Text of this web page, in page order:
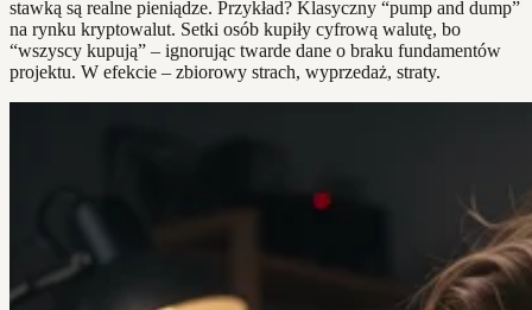
stawką są realne pieniądze. Przykład? Klasyczny “pump and dump”
na rynku kryptowalut. Setki osób kupiły cyfrową walutę, bo
“wszyscy kupują” – ignorując twarde dane o braku fundamentów
projektu. W efekcie – zbiorowy strach, wyprzedaż, straty.